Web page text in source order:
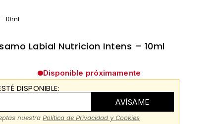
10ml
Labial Nutricion Intens – 10ml
Disponible próximamente
DISPONIBLE:
AVÍSAME
nuestra Política de Privacidad y Cookies